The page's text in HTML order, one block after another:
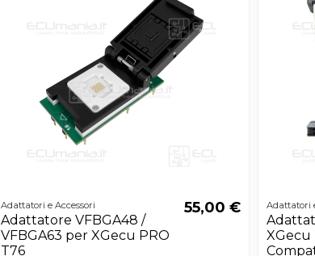
Adattatori e Accessori
Adattatore VFBGA48 /
VFBGA63 per XGecu PRO
T76
55,00 € Adattatori
XGecu